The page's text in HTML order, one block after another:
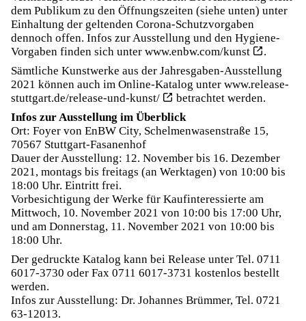
dem Publikum zu den Öffnungszeiten (siehe unten) unter
Einhaltung der geltenden Corona-Schutzvorgaben
dennoch offen. Infos zur Ausstellung und den Hygiene-
Vorgaben finden sich unter www.enbw.com/kunst
.
Sämtliche Kunstwerke aus der Jahresgaben-Ausstellung
2021 können auch im Online-Katalog unter www.release-
stuttgart.de/release-und-kunst/
betrachtet werden.
Infos zur Ausstellung im Überblick
Ort: Foyer von EnBW City, Schelmenwasenstraße 15,
70567 Stuttgart-Fasanenhof
Dauer der Ausstellung: 12. November bis 16. Dezember
2021, montags bis freitags (an Werktagen) von 10:00 bis
18:00 Uhr. Eintritt frei.
Vorbesichtigung der Werke für Kaufinteressierte am
Mittwoch, 10. November 2021 von 10:00 bis 17:00 Uhr,
und am Donnerstag, 11. November 2021 von 10:00 bis
18:00 Uhr.
Der gedruckte Katalog kann bei Release unter Tel. 0711
6017-3730 oder Fax 0711 6017-3731 kostenlos bestellt
werden.
Infos zur Ausstellung: Dr. Johannes Brümmer, Tel. 0721
63-12013.